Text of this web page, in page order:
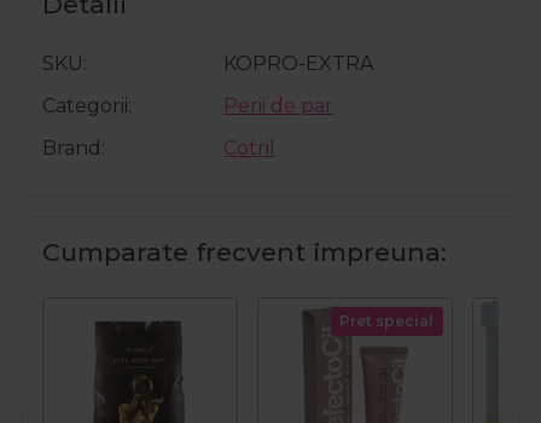
SKU
KOPRO-EXTRA
Categorii
Perii de par
Brand
Cotril
Cumparate frecvent impreuna:
Pret special